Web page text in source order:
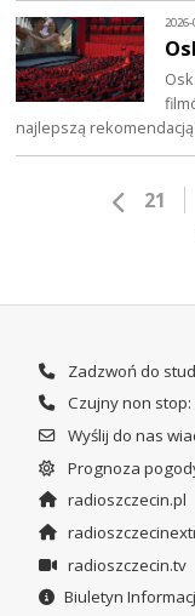
najlepszą
21
Zadzwoń do
Czujny non
Wyślij do nas
Prognoza
radioszczecin.pl
radioszczecin.tv
Biuletyn